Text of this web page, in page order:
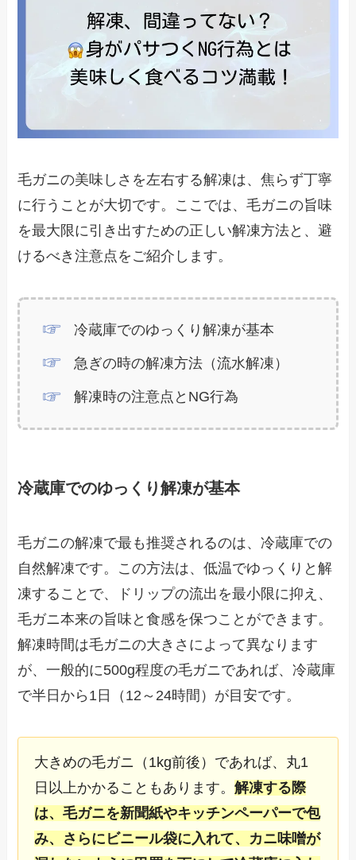
毛ガニの美味しさを左右する解凍は、焦らず丁寧
に行うことが大切です。ここでは、毛ガニの旨味
を最大限に引き出すための正しい解凍方法と、避
けるべき注意点をご紹介します。
冷蔵庫でのゆっくり解凍が基本
急ぎの時の解凍方法（流水解凍）
解凍時の注意点とNG行為
冷蔵庫でのゆっくり解凍が基本
毛ガニの解凍で最も推奨されるのは、冷蔵庫での
自然解凍です。この方法は、低温でゆっくりと解
凍することで、ドリップの流出を最小限に抑え、
毛ガニ本来の旨味と食感を保つことができます。
解凍時間は毛ガニの大きさによって異なります
が、一般的に500g程度の毛ガニであれば、冷蔵庫
で半日から1日（12～24時間）が目安です。
大きめの毛ガニ（1kg前後）であれば、丸1
日以上かかることもあります。解凍する際
は、毛ガニを新聞紙やキッチンペーパーで包
み、さらにビニール袋に入れて、カニ味噌が